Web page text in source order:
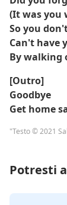
(It was you
So you
Can't have
By walking
[Outro]
Goodbye
Get home
"Testo © 2021
Potresti